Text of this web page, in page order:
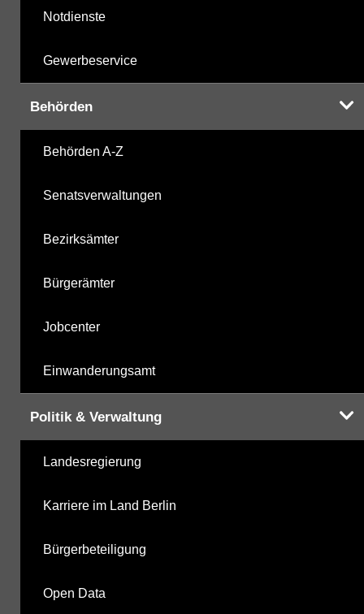
Notdienste
Gewerbeservice
Behörden
Behörden A-Z
Senatsverwaltungen
Bezirksämter
Bürgerämter
Jobcenter
Einwanderungsamt
Politik & Verwaltung
Landesregierung
Karriere im Land Berlin
Bürgerbeteiligung
Open Data